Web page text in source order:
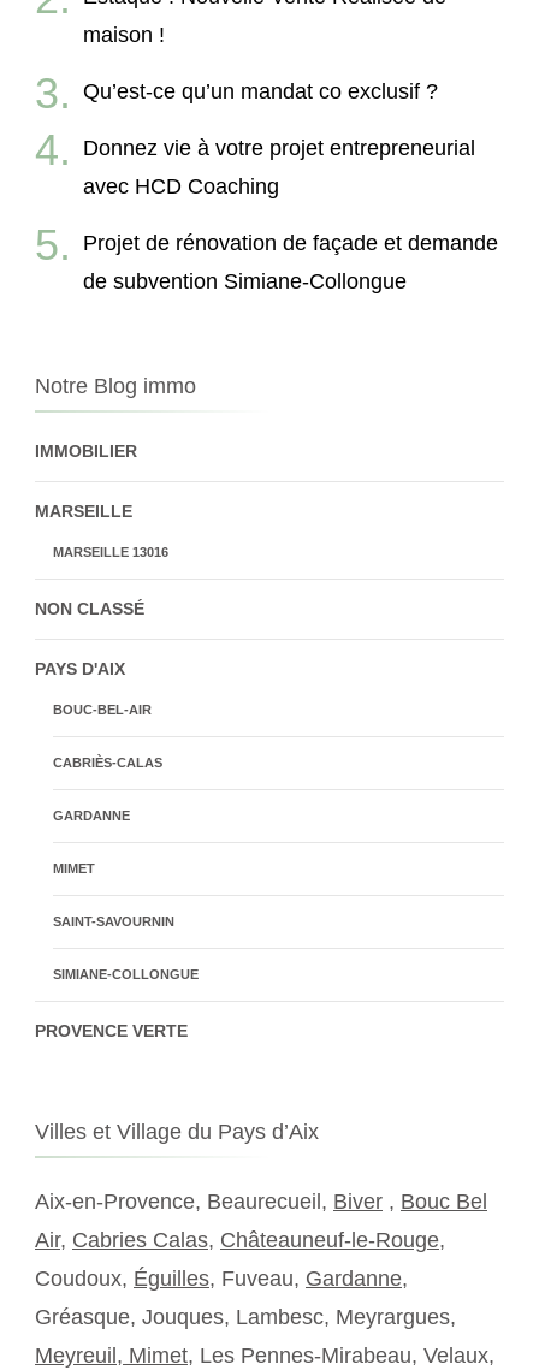
maison !
Qu’est-ce qu’un mandat co exclusif ?
Donnez vie à votre projet entrepreneurial
avec HCD Coaching
Projet de rénovation de façade et demande
de subvention Simiane-Collongue
Notre Blog immo
IMMOBILIER
MARSEILLE
MARSEILLE 13016
NON CLASSÉ
PAYS D'AIX
BOUC-BEL-AIR
CABRIÈS-CALAS
GARDANNE
MIMET
SAINT-SAVOURNIN
SIMIANE-COLLONGUE
PROVENCE VERTE
Villes et Village du Pays d’Aix
Aix-en-Provence, Beaurecueil, Biver , Bouc Bel
Air, Cabries Calas, Châteauneuf-le-Rouge,
Coudoux, Éguilles, Fuveau, Gardanne,
Gréasque, Jouques, Lambesc, Meyrargues,
Meyreuil, Mimet, Les Pennes-Mirabeau, Velaux,